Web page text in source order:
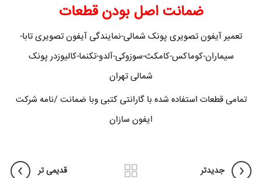
ضمانت اصل بودن قطعات
تعمیر آیفون تصویری پونک شمالی-نمایندگی آیفون تصویری تابا-
سیماران-کوماکس-کامکث-سوزوکی-آلدو-تکنما-کالیوزدر پونک
شمالی تهران
تمامی قطعات استفاده شده با گارانتی کتبی وبا ضمانت /نامه شرکت
ایفون سازان
جدیدتر قدیمی تر